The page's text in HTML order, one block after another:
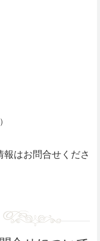
はお問合せくださ